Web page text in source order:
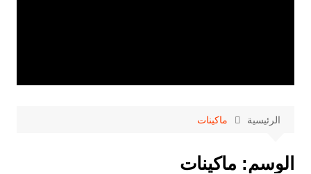
الرئيسية ماكينات
الوسم: ماكينات